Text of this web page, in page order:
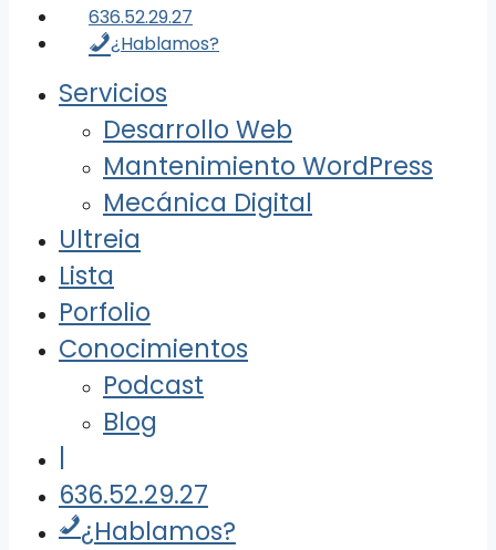
636.52.29.27
¿Hablamos?
Servicios
Desarrollo Web
Mantenimiento WordPress
Mecánica Digital
Ultreia
Lista
Porfolio
Conocimientos
Podcast
Blog
|
636.52.29.27
¿Hablamos?